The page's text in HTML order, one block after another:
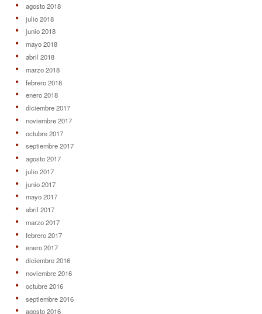
agosto 2018
julio 2018
junio 2018
mayo 2018
abril 2018
marzo 2018
febrero 2018
enero 2018
diciembre 2017
noviembre 2017
octubre 2017
septiembre 2017
agosto 2017
julio 2017
junio 2017
mayo 2017
abril 2017
marzo 2017
febrero 2017
enero 2017
diciembre 2016
noviembre 2016
octubre 2016
septiembre 2016
agosto 2016